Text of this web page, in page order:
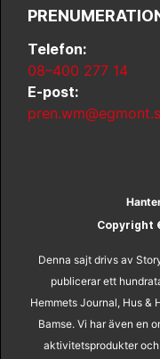
Telefon:
08–400 277 14
E-post:
Copyright
Denna sajt drivs av
publicerar ett
Hemmets Journal, Hus &
Bamse. Vi har även en
aktivitetsprodukter